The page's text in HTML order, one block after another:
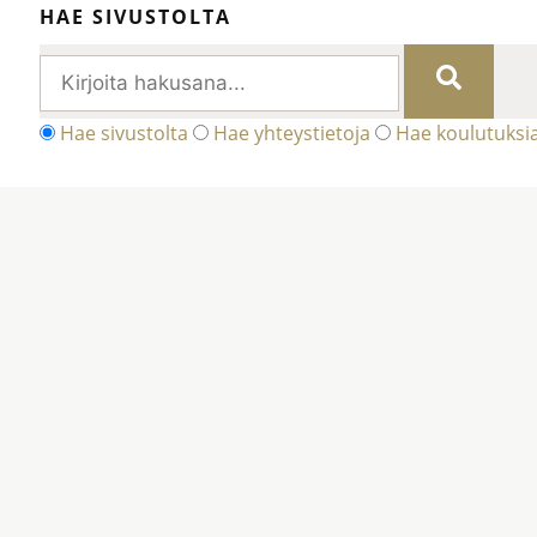
HAE SIVUSTOLTA
Hae sivustolta Hae yhteystietoja Hae